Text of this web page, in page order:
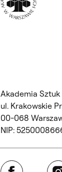
Akademia
ul. Krakowskie
00-068
NIP:
Facebook